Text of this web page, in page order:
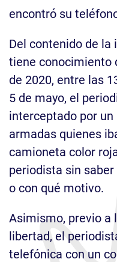
encontró su
Del contenido de la
tiene conocimiento
de 2020, entre las
5 de mayo, el
interceptado por
armadas quienes
camioneta color
periodista sin
o con qué motivo.
Asimismo, previo a
libertad, el
telefónica con un